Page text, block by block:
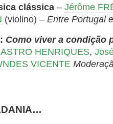
clássica – Jérôme
(violino) – Entre Portugal
Como viver a condição
HENRIQUES,
VICENTE